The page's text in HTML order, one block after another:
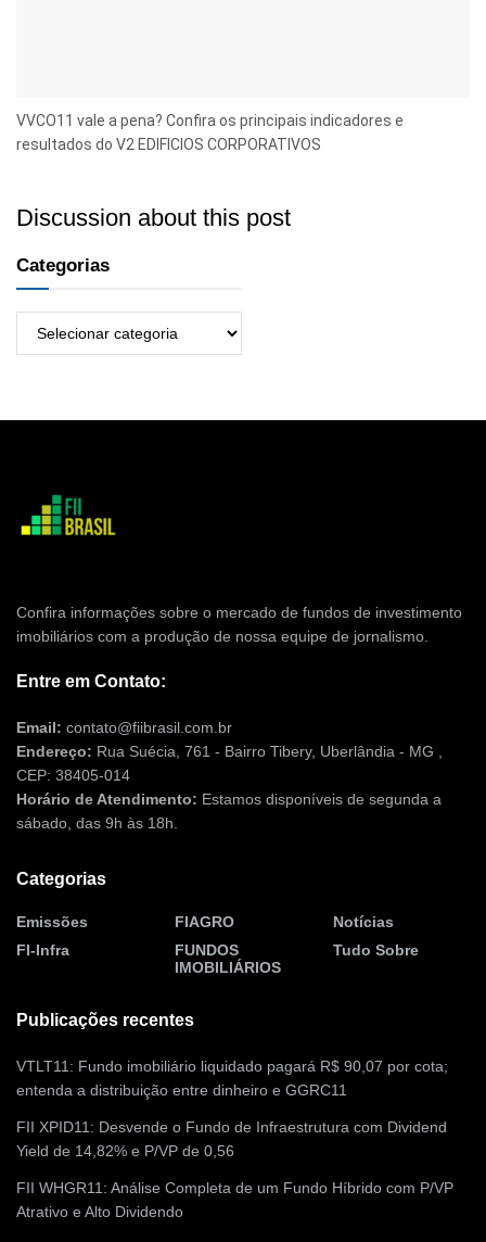
VVCO11 vale a pena? Confira os principais indicadores e
resultados do V2 EDIFICIOS CORPORATIVOS
Discussion about this post
Categorias
Confira informações sobre o mercado de fundos de investimento
imobiliários com a produção de nossa equipe de jornalismo.
Entre em Contato:
Email: contato@fiibrasil.com.br
Endereço: Rua Suécia, 761 - Bairro Tibery, Uberlândia - MG ,
CEP: 38405-014
Horário de Atendimento: Estamos disponíveis de segunda a
sábado, das 9h às 18h.
Categorias
Emissões
FI-Infra
FIAGRO
FUNDOS
IMOBILIÁRIOS
Notícias
Tudo Sobre
Publicações recentes
VTLT11: Fundo imobiliário liquidado pagará R$ 90,07 por cota;
entenda a distribuição entre dinheiro e GGRC11
FII XPID11: Desvende o Fundo de Infraestrutura com Dividend
Yield de 14,82% e P/VP de 0,56
FII WHGR11: Análise Completa de um Fundo Híbrido com P/VP
Atrativo e Alto Dividendo